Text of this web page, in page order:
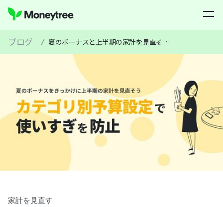
ブログ / 夏のボーナスと上半期の家計を見直そう。「使う」と「貯める」を両立する予算管理の新習慣
家計を見直す